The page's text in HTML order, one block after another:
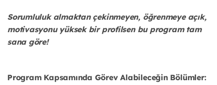
Sorumluluk almaktan çekinmeyen, öğrenmeye açık,
motivasyonu yüksek bir profilsen bu program tam
sana göre!
Program Kapsamında Görev Alabileceğin Bölümler: